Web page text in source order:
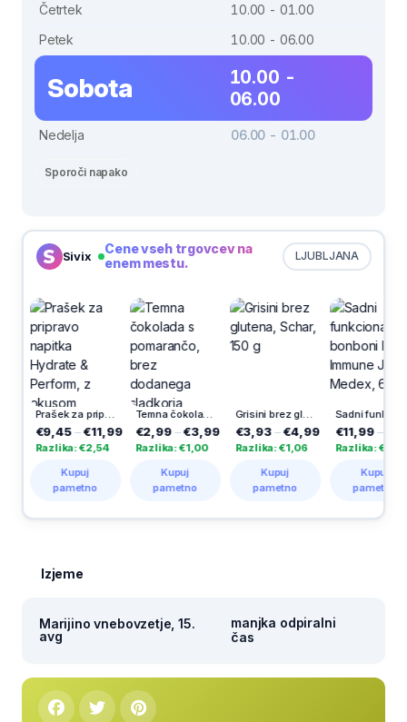
Četrtek
10.00 - 01.00
Petek
10.00 - 06.00
Sobota
10.00 -
06.00
Nedelja 06.00 - 01.00
Sporoči napako
Sivix LJUBLJANA
Cene vseh trgovcev na
enem mestu.
Prašek za pripravo napitka Hydrate & Perform, z okusom brusnice in jagodičevja, 400 g
€9,45 –€11,99
Razlika: €2,54
Kupuj
pametno
Temna čokolada s pomarančo, brez dodanega sladkorja, Kandit, 80 g
€2,99 –€3,99
Razlika: €1,00
Kupuj
pametno
Grisini brez glutena, Schar, 150 g
€3,93 –€4,99
Razlika: €1,06
Kupuj
pametno
Sadni funkcionalni bonboni Multi + Immune Junior, Medex, 60/1
€11,99 –€19,99
Razlika: €8,00
Kupuj
pametno
Izjeme
Marijino vnebovzetje, 15.
avg
manjka odpiralni
čas